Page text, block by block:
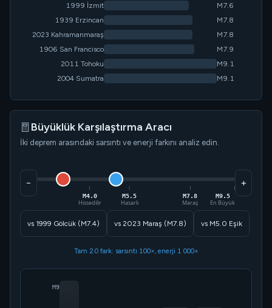
1999 İzmit
M7.6
1939 Erzincan
M7.8
2023 Kahramanmaraş
M7.8
1906 San Francisco
M7.9
2011 Tohoku
M9.1
2004 Sumatra
M9.1
Büyüklük Karşılaştırma Aracı
İki deprem arasındaki sarsıntı ve enerji farkını analiz edin.
−
M4.0
Hissedilir
M5.5
Hasarlı
M7.8
Maraş
M9.5
En Büyük
+
vs 1999 Gölcük (M7.4) vs 2023 Maraş (M7.8) vs M5.0 Eşik
Tam 2.0 fark: sarsıntı 100×, enerji 1 000×
M9